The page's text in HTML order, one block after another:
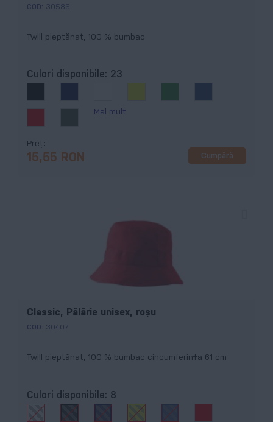
COD: 30586
Twill pieptănat, 100 % bumbac
Culori disponibile: 23
Mai mult
Preț
15,55 RON Cumpără
Classic, Pălărie unisex, roşu
COD: 30407
Twill pieptănat, 100 % bumbac cincumferin†a 61 cm
Culori disponibile: 8